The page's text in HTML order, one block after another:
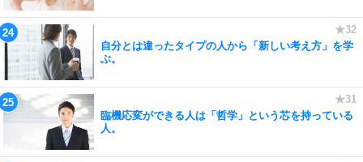
自分とは違ったタイプの人から「新しい考え方」を学
ぶ。
臨機応変ができる人は「哲学」という芯を持っている
人。